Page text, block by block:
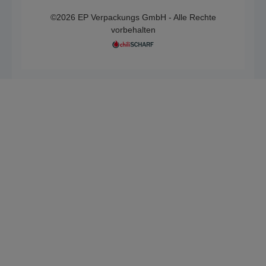
©2026 EP Verpackungs GmbH - Alle Rechte
vorbehalten